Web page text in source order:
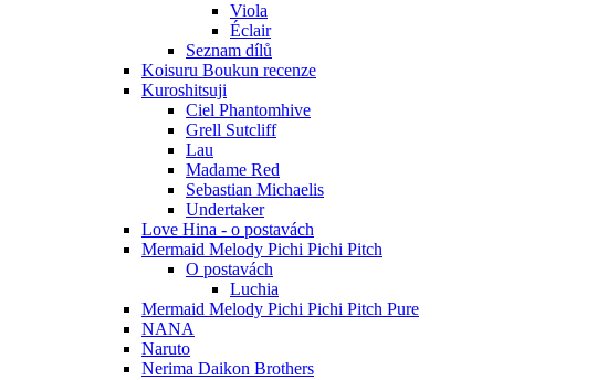
Viola
Éclair
Seznam dílů
Koisuru Boukun recenze
Kuroshitsuji
Ciel Phantomhive
Grell Sutcliff
Lau
Madame Red
Sebastian Michaelis
Undertaker
Love Hina - o postavách
Mermaid Melody Pichi Pichi Pitch
O postavách
Luchia
Mermaid Melody Pichi Pichi Pitch Pure
NANA
Naruto
Nerima Daikon Brothers